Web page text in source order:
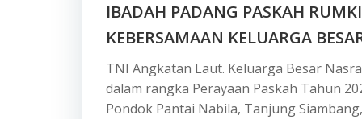
IBADAH PADANG PASKAH
KEBERSAMAAN KELUARGA
TNI Angkatan Laut. Keluarga Besar
dalam rangka Perayaan Paskah Tahun
Pondok Pantai Nabila, Tanjung